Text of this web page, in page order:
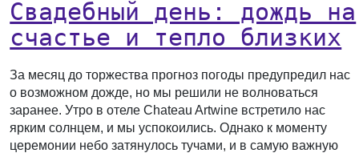
Свадебный день: дождь на
счастье и тепло близких
За месяц до торжества прогноз погоды предупредил нас
о возможном дожде, но мы решили не волноваться
заранее. Утро в отеле Chateau Artwine встретило нас
ярким солнцем, и мы успокоились. Однако к моменту
церемонии небо затянулось тучами, и в самую важную